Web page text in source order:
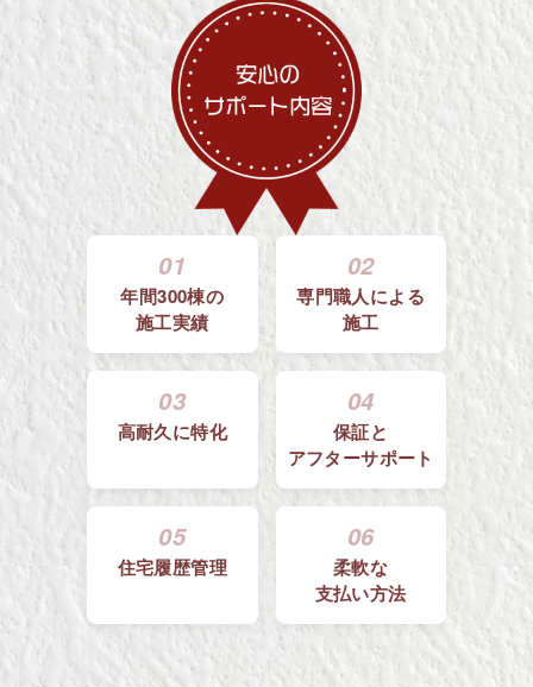
01
年間300棟の
施工実績
02
専門職人による
施工
03
高耐久に特化
04
保証と
アフターサポート
05
住宅履歴管理
06
柔軟な
支払い方法